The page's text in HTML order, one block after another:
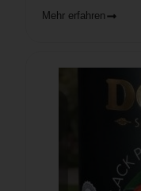
Mehr erfahren